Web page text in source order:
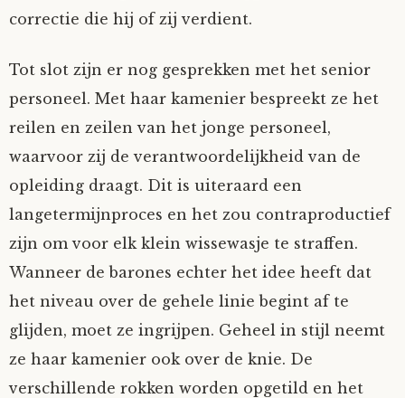
correctie die hij of zij verdient.
Tot slot zijn er nog gesprekken met het senior
personeel. Met haar kamenier bespreekt ze het
reilen en zeilen van het jonge personeel,
waarvoor zij de verantwoordelijkheid van de
opleiding draagt. Dit is uiteraard een
langetermijnproces en het zou contraproductief
zijn om voor elk klein wissewasje te straffen.
Wanneer de barones echter het idee heeft dat
het niveau over de gehele linie begint af te
glijden, moet ze ingrijpen. Geheel in stijl neemt
ze haar kamenier ook over de knie. De
verschillende rokken worden opgetild en het